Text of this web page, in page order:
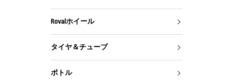
Rovalホイール
タイヤ＆チューブ
ボトル